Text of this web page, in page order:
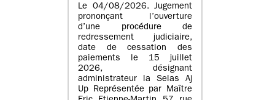
Le 04/08/2026. Jugement
prononçant l’ouverture
d’une procédure de
redressement judiciaire,
date de cessation des
paiements le 15 juillet
2026, désignant
administrateur la Selas Aj
Up Représentée par Maître